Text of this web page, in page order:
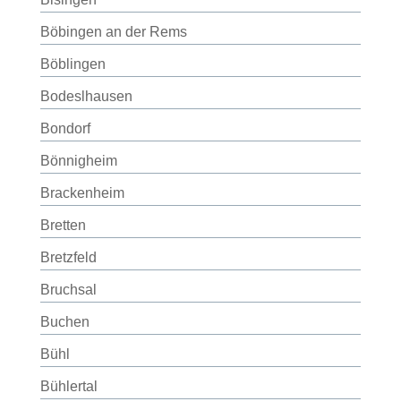
Böbingen an der Rems
Böblingen
Bodeslhausen
Bondorf
Bönnigheim
Brackenheim
Bretten
Bretzfeld
Bruchsal
Buchen
Bühl
Bühlertal